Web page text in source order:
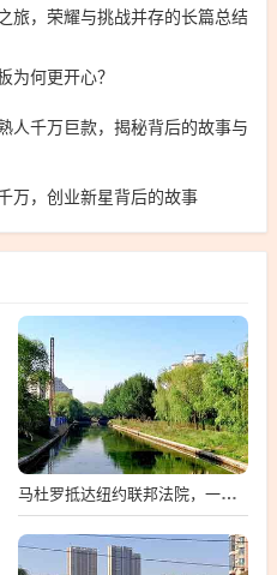
旅，荣耀与挑战并存的长篇总结
为何更开心？
人千万巨款，揭秘背后的故事与
万，创业新星背后的故事
马杜罗抵达纽约联邦法院，一场备受瞩目的司法之旅